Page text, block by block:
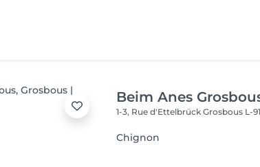
Beim Anes
1-3, Rue d'EttelbrückGrosbous L-
Chignon